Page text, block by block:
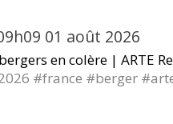
01 août 2026
en colère | ARTE
#france #berger